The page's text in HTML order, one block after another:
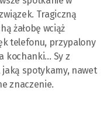
Tragiczną
żałobę wciąż
telefonu, przypalony
kochanki… Sy z
jaką spotykamy, nawet
znaczenie.